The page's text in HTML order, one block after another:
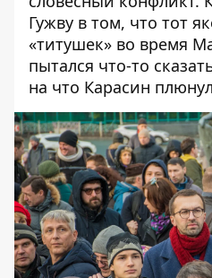
Гужву в том, что тот
«титушек» во время
пытался что-то
на что Карасин